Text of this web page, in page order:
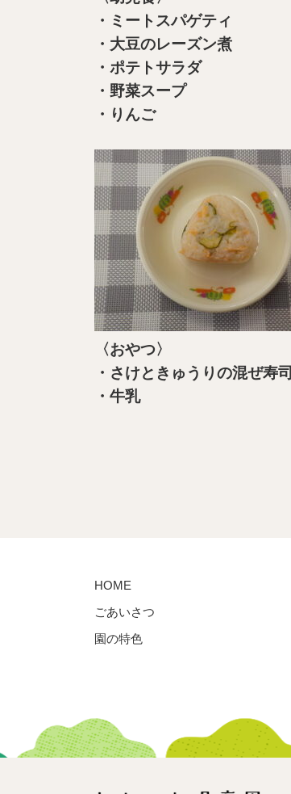
・ミートスパゲティ
・大豆のレーズン煮
・ポテトサラダ
・野菜スープ
・りんご
〈おやつ〉
・さけときゅうりの混ぜ寿司
・牛乳
HOME
ごあいさつ
園の特色